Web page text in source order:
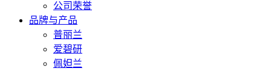
公司荣誉
品牌与产品
普丽兰
爱碧研
佩妲兰